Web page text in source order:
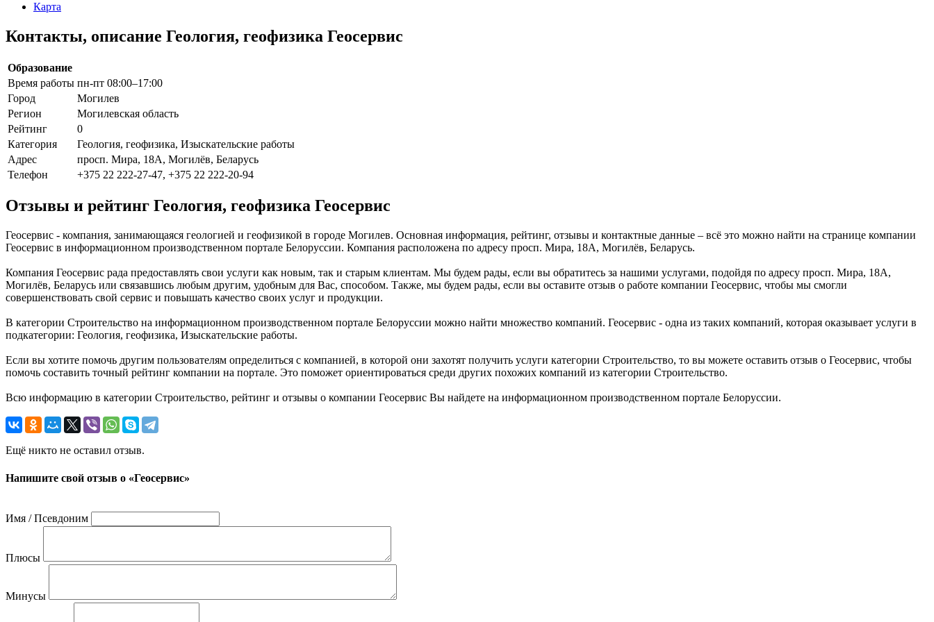
Карта
Контакты, описание Геология, геофизика Геосервис
Образование
Время работы пн-пт 08:00–17:00
Город
Могилев
Регион
Могилевская область
Рейтинг
0
Категория
Геология, геофизика, Изыскательские работы
Адрес
просп. Мира, 18А, Могилёв, Беларусь
Телефон
+375 22 222-27-47, +375 22 222-20-94
Отзывы и рейтинг Геология, геофизика Геосервис
Геосервис - компания, занимающаяся геологией и геофизикой в городе Могилев. Основная информация, рейтинг, отзывы и контактные данные – всё это можно найти на странице компании
Геосервис в информационном производственном портале Белоруссии. Компания расположена по адресу просп. Мира, 18А, Могилёв, Беларусь.
Компания Геосервис рада предоставлять свои услуги как новым, так и старым клиентам. Мы будем рады, если вы обратитесь за нашими услугами, подойдя по адресу просп. Мира, 18А,
Могилёв, Беларусь или связавшись любым другим, удобным для Вас, способом. Также, мы будем рады, если вы оставите отзыв о работе компании Геосервис, чтобы мы смогли
совершенствовать свой сервис и повышать качество своих услуг и продукции.
В категории Строительство на информационном производственном портале Белоруссии можно найти множество компаний. Геосервис - одна из таких компаний, которая оказывает услуги в
подкатегории: Геология, геофизика, Изыскательские работы.
Если вы хотите помочь другим пользователям определиться с компанией, в которой они захотят получить услуги категории Строительство, то вы можете оставить отзыв о Геосервис, чтобы
помочь составить точный рейтинг компании на портале. Это поможет ориентироваться среди других похожих компаний из категории Строительство.
Всю информацию в категории Строительство, рейтинг и отзывы о компании Геосервис Вы найдете на информационном производственном портале Белоруссии.
Ещё никто не оставил отзыв.
Напишите свой отзыв о «Геосервис»
Имя / Псевдоним
Плюсы
Минусы